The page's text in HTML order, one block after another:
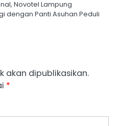
Novotel Lampung
dengan Panti Asuhan Peduli
akan dipublikasikan.
*